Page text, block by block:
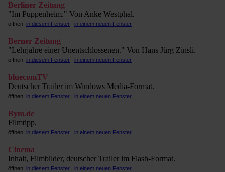
Berliner Zeitung
"Im Puppenheim." Von Anke Westphal.
öffnen: in diesem Fenster | in einem neuen Fenster
Berner Zeitung
"Lehrjahre einer Unentschlossenen." Von Hans Jürg Zinsli.
öffnen: in diesem Fenster | in einem neuen Fenster
bluecomTV
Deutscher Trailer im Windows Media-Format.
öffnen: in diesem Fenster | in einem neuen Fenster
Bym.de
Filmtipp.
öffnen: in diesem Fenster | in einem neuen Fenster
Cinema
Inhalt, Filmbilder, deutscher Trailer im Flash-Format.
öffnen: in diesem Fenster | in einem neuen Fenster